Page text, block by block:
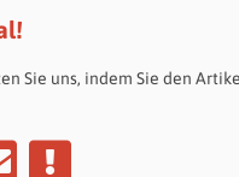
Sie uns, indem Sie den